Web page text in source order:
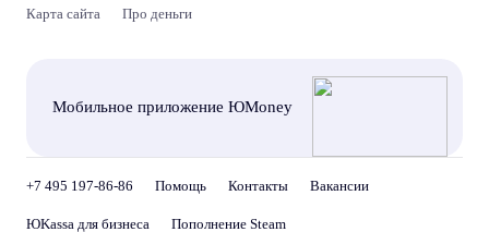
Карта сайта Про деньги
Мобильное приложение ЮMoney
+7 495 197-86-86 Помощь Контакты Вакансии
ЮKassa для бизнеса Пополнение Steam